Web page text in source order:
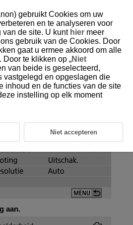
].
aan.
gebruikt Cookies om uw
en te analyseren voor
van de site. U kunt hier meer
gebruik van de Cookies. Door
gaat u ermee akkoord om alle
te klikken op „Niet
van beide is geselecteerd,
vastgelegd en opgeslagen die
inhoud en de functies van de site
instelling op elk moment
Niet accepteren